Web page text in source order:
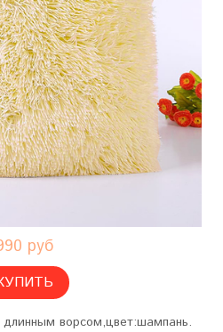
руб
ворсом,цвет:шампань.